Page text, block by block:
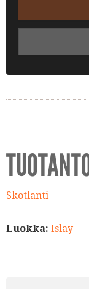
Skotlanti
Luokka: Islay